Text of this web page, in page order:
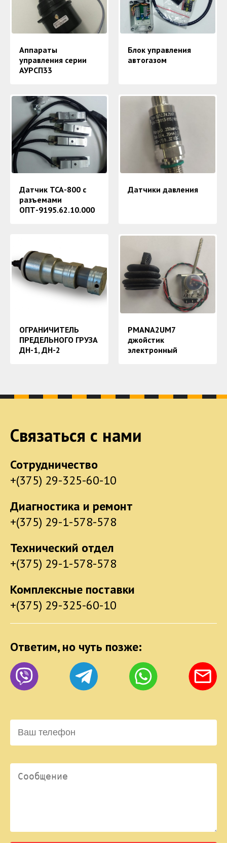
Аппараты
управления серии
АУРСП33
Блок управления
автогазом
Датчик ТСА-800 с
разъемами
ОПТ-9195.62.10.000
Датчики давления
ОГРАНИЧИТЕЛЬ
ПРЕДЕЛЬНОГО ГРУЗА
ДН-1, ДН-2
PMANA2UM7
джойстик
электронный
Связаться с нами
Сотрудничество
+(375) 29-325-60-10
Диагностика и ремонт
+(375) 29-1-578-578
Технический отдел
+(375) 29-1-578-578
Комплексные поставки
+(375) 29-325-60-10
Ответим, но чуть позже: